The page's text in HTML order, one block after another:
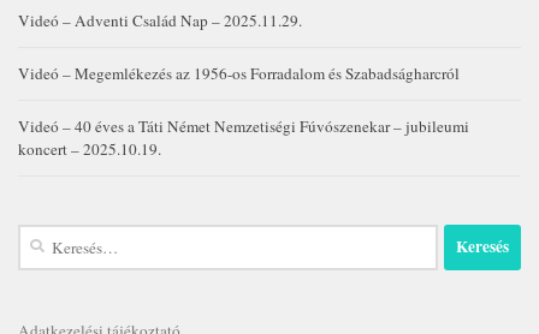
Videó – Adventi Család Nap – 2025.11.29.
Videó – Megemlékezés az 1956-os Forradalom és Szabadságharcról
Videó – 40 éves a Táti Német Nemzetiségi Fúvószenekar – jubileumi
koncert – 2025.10.19.
Keresés: